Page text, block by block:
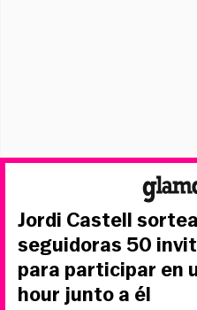
Jordi Castell
seguidoras 50
para participar en
hour junto a él